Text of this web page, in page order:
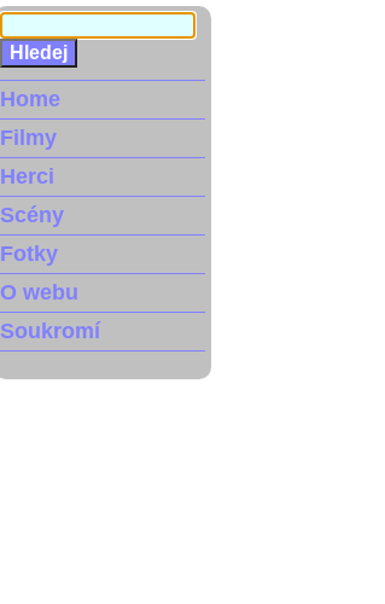
Home
Filmy
Herci
Scény
Fotky
O webu
Soukromí